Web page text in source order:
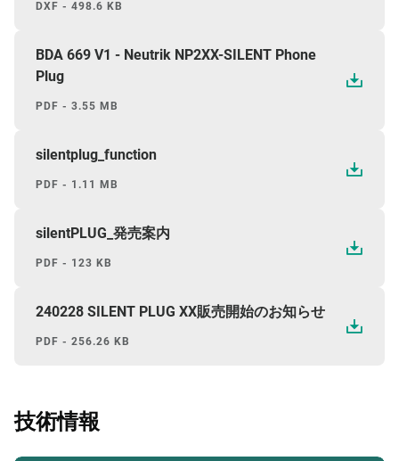
DXF - 498.6 KB
BDA 669 V1 - Neutrik NP2XX-SILENT Phone
Plug
PDF - 3.55 MB
silentplug_function
PDF - 1.11 MB
silentPLUG_発売案内
PDF - 123 KB
240228 SILENT PLUG XX販売開始のお知らせ
PDF - 256.26 KB
技術情報